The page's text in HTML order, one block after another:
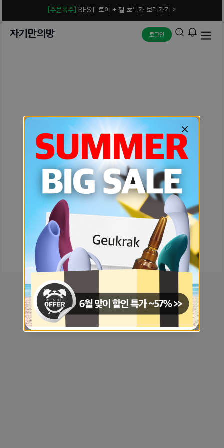
[주문폭주] BEST 토이 + 젤 초특가 보러가기 >
자기만의방 로그인
예상치 못한 에러입니다.